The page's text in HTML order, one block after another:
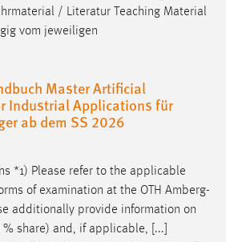
/ Literatur Teaching Material
vom jeweiligen
Master Artificial
Industrial Applications für
ab dem SS 2026
*1) Please refer to the applicable
of examination at the OTH Amberg-
additionally provide information on
share) and, if applicable, [...]